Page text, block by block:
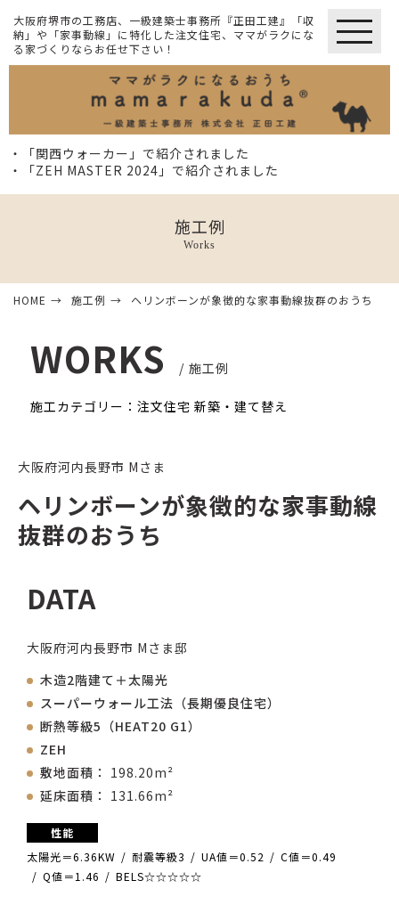
大阪府堺市の工務店、一級建築士事務所『正田工建』「収
納」や「家事動線」に特化した注文住宅、ママがラクにな
る家づくりならお任せ下さい！
・「関西ウォーカー」で紹介されました
・「ZEH MASTER 2024」で紹介されました
施工例
Works
HOME 施工例 ヘリンボーンが象徴的な家事動線抜群のおうち
WORKS 施工例
施工カテゴリー：注文住宅 新築・建て替え
大阪府河内長野市 Mさま
ヘリンボーンが象徴的な家事動線
抜群のおうち
DATA
大阪府河内長野市 Mさま邸
木造2階建て＋太陽光
スーパーウォール工法（長期優良住宅）
断熱等級5（HEAT20 G1）
ZEH
敷地面積
198.20m²
延床面積
131.66m²
性能
太陽光＝6.36KW
耐震等級3 UA値＝0.52
C値＝0.49
Q値＝1.46
BELS☆☆☆☆☆